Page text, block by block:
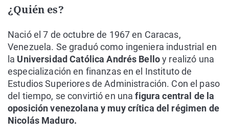
¿Quién es?
Nació el 7 de octubre de 1967 en Caracas,
Venezuela. Se graduó como ingeniera industrial en
la Universidad Católica Andrés Belloy realizó una
especialización en finanzas en el Instituto de
Estudios Superiores de Administración. Con el paso
del tiempo, se convirtió en unafigura central de la
oposición venezolana y muy crítica del régimen de
Nicolás Maduro.